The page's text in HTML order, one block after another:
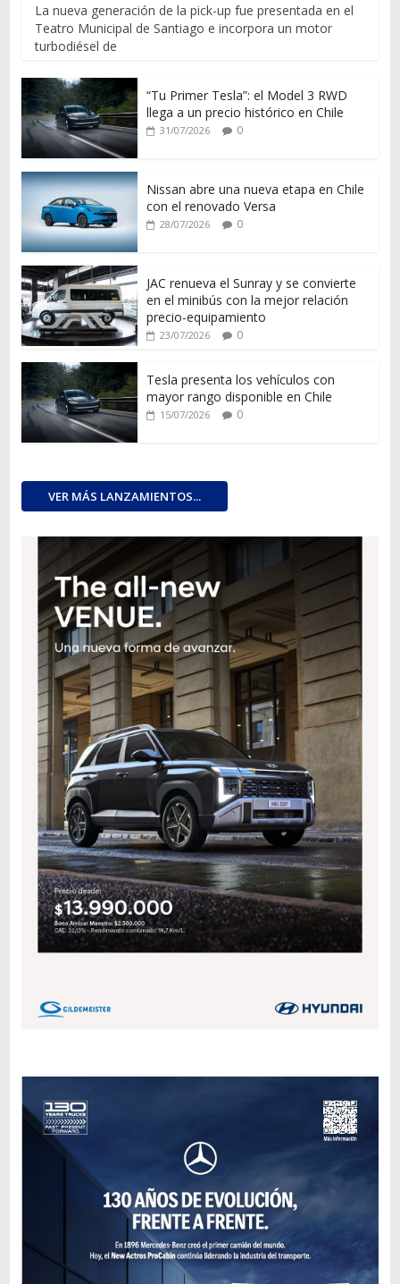
La nueva generación de la pick-up fue presentada en el
Teatro Municipal de Santiago e incorpora un motor
turbodiésel de
“Tu Primer Tesla”: el Model 3 RWD
llega a un precio histórico en Chile
31/07/2026 0
Nissan abre una nueva etapa en Chile
con el renovado Versa
28/07/2026 0
JAC renueva el Sunray y se convierte
en el minibús con la mejor relación
precio-equipamiento
23/07/2026 0
Tesla presenta los vehículos con
mayor rango disponible en Chile
15/07/2026 0
VER MÁS LANZAMIENTOS...